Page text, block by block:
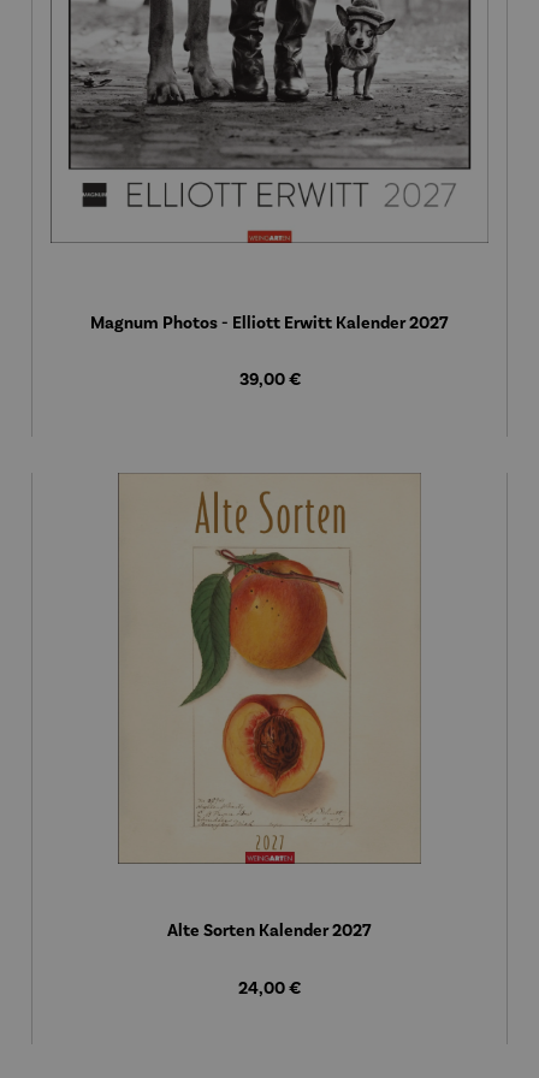
Magnum Photos - Elliott Erwitt Kalender 2027
Regulärer Preis:
39,00 €
Alte Sorten Kalender 2027
Regulärer Preis:
24,00 €